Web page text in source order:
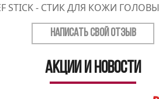
STICK - СТИК ДЛЯ КОЖИ
НАПИСАТЬ СВОЙ ОТЗЫВ
Акции и новости